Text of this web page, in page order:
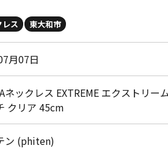
ス 東大和市
月07日
ネックレス EXTREME エクストリー
クリア 45cm
ン (phiten)